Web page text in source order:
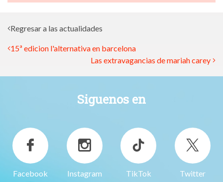
Regresar a las actualidades
15ª edicion l'alternativa en barcelona
Las extravagancias de mariah carey
Siguenos en
Facebook Instagram TikTok Twitter